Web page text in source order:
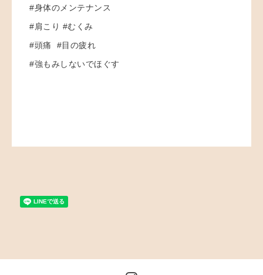
#身体のメンテナンス
#肩こり #むくみ
#頭痛 #目の疲れ
#強もみしないでほぐす